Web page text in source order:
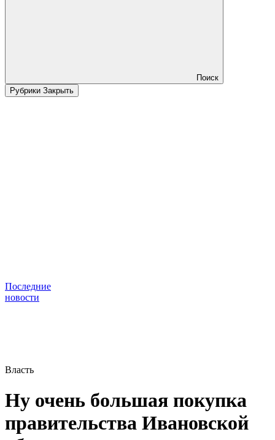
Поиск
Рубрики Закрыть
Последние
новости
Власть
Ну очень большая покупка
правительства Ивановской